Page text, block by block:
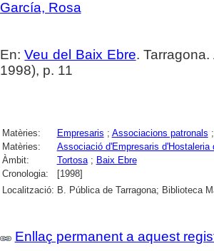
García, Rosa
En:Veu del Baix Ebre.
1998), p. 11
Matèries: Empresaris ; Associacions patronals
Matèries:
Associació d'Empresaris d'Hostaleria
Àmbit:
Tortosa; Baix Ebre
Cronologia:
[1998]
Localització: B. Pública de Tarragona; Biblioteca
Enllaç permanent a aquest